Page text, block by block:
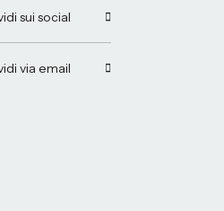
sui social
via email